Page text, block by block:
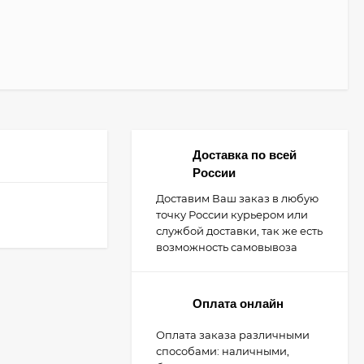
Доставка по всей
России
Доставим Ваш заказ в любую
точку России курьером или
службой доставки, так же есть
возможность самовывоза
Оплата онлайн
Оплата заказа различными
способами: наличными,